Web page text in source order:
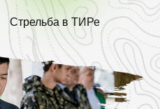
Стрельба в ТИРе